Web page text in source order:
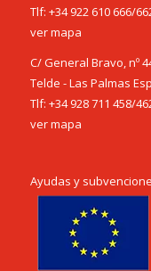
Tlf: +34 922 610 666/
ver mapa
C/ General Bravo, nº
Telde - Las Palmas
Tlf: +34 928 711 458/
ver mapa
Ayudas y